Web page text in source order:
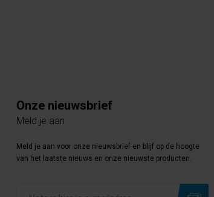
Onze nieuwsbrief
Meld je aan
Meld je aan voor onze nieuwsbrief en blijf op de hoogte
van het laatste nieuws en onze nieuwste producten.